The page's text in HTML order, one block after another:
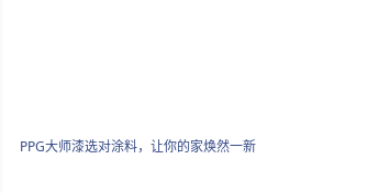
PPG大师漆选对涂料，让你的家焕然一新